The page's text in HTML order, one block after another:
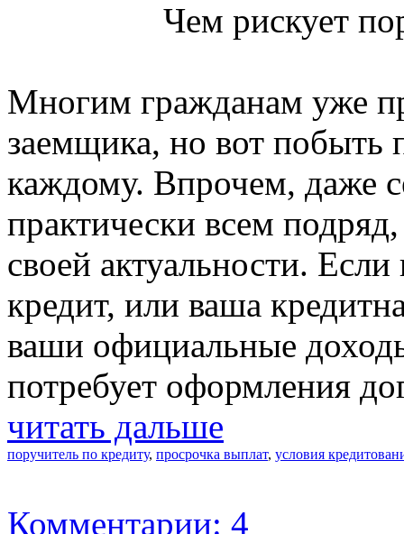
Чем рискует
Многим гражданам уже
заемщика, но вот побыть
каждому. Впрочем, даже
практически всем
своей актуальности.
кредит, или ваша
ваши официальные
потребует оформления
читать дальше
поручитель по кредиту, просрочка выплат, условия
Комментарии: 4